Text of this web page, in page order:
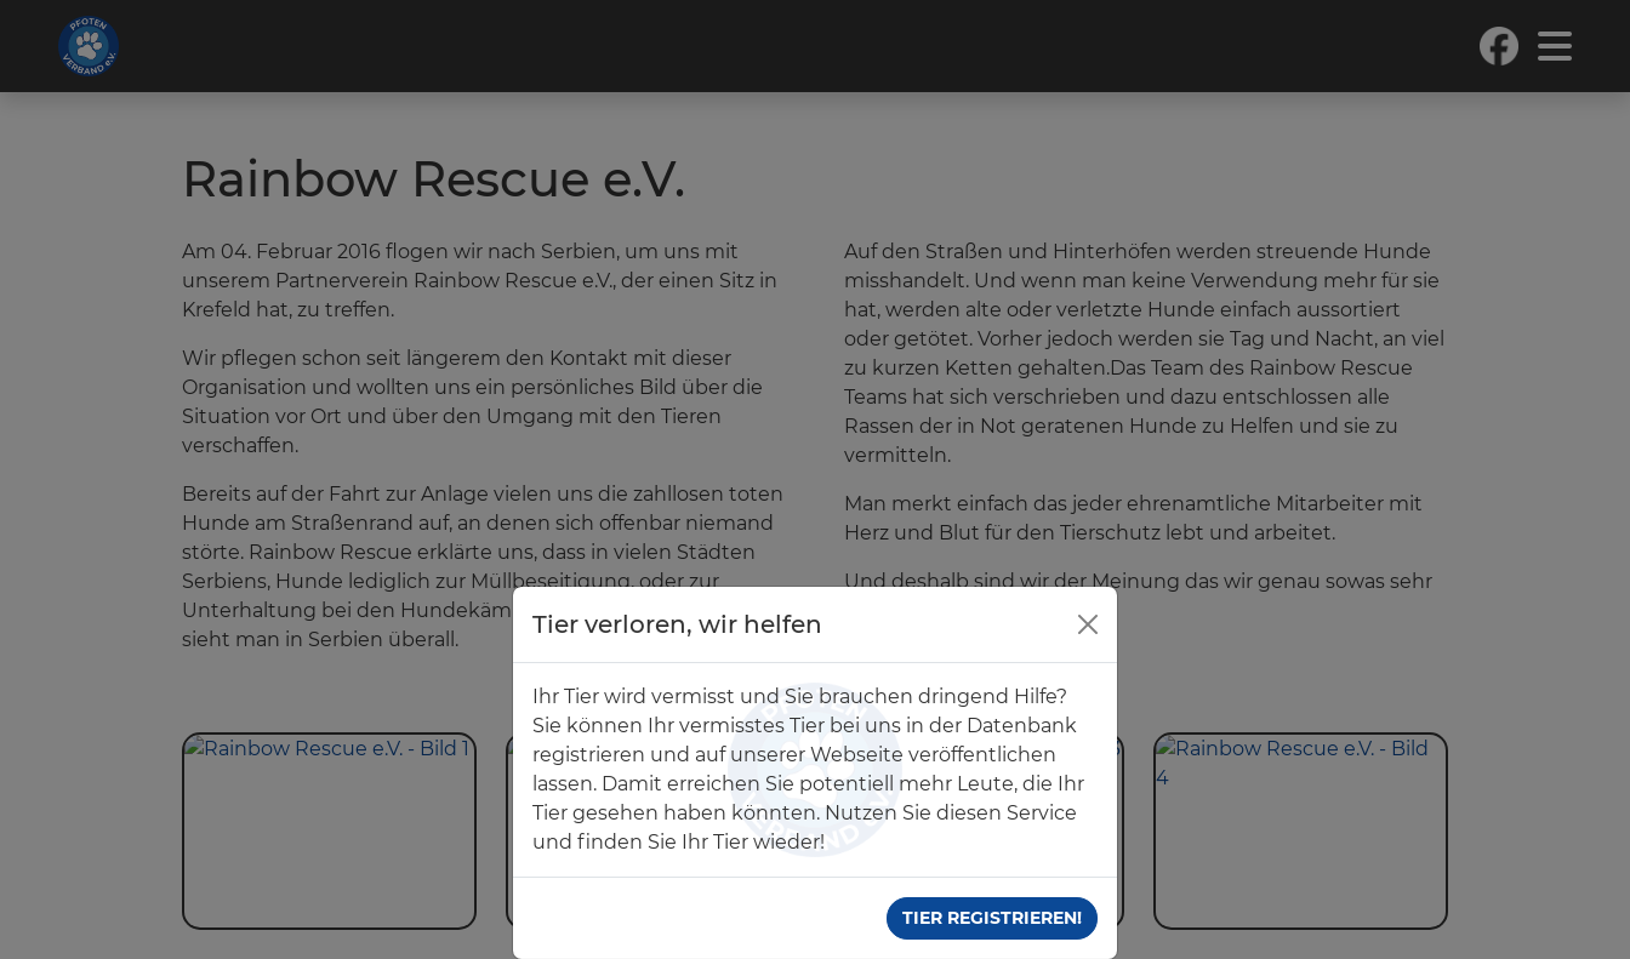
Rainbow Rescue e.V.
Am 04. Februar 2016 flogen wir nach Serbien, um uns mit
unserem Partnerverein Rainbow Rescue e.V., der einen Sitz in
Krefeld hat, zu treffen.
Wir pflegen schon seit längerem den Kontakt mit dieser
Organisation und wollten uns ein persönliches Bild über die
Situation vor Ort und über den Umgang mit den Tieren
verschaffen.
Bereits auf der Fahrt zur Anlage vielen uns die zahllosen toten
Hunde am Straßenrand auf, an denen sich offenbar niemand
störte. Rainbow Rescue erklärte uns, dass in vielen Städten
Serbiens, Hunde lediglich zur Müllbeseitigung, oder zur
Unterhaltung bei den Hundekämpfen dienen. Hundekämpfe
sieht man in Serbien überall.
Auf den Straßen und Hinterhöfen werden streuende Hunde
misshandelt. Und wenn man keine Verwendung mehr für sie
hat, werden alte oder verletzte Hunde einfach aussortiert
oder getötet. Vorher jedoch werden sie Tag und Nacht, an viel
zu kurzen Ketten gehalten.Das Team des Rainbow Rescue
Teams hat sich verschrieben und dazu entschlossen alle
Rassen der in Not geratenen Hunde zu Helfen und sie zu
vermitteln.
Man merkt einfach das jeder ehrenamtliche Mitarbeiter mit
Herz und Blut für den Tierschutz lebt und arbeitet.
Und deshalb sind wir der Meinung das wir genau sowas sehr
Tier verloren, wir helfen
Ihr Tier wird vermisst und Sie brauchen dringend Hilfe?
Sie können Ihr vermisstes Tier bei uns in der Datenbank
registrieren und auf unserer Webseite veröffentlichen
lassen. Damit erreichen Sie potentiell mehr Leute, die Ihr
Tier gesehen haben könnten. Nutzen Sie diesen Service
und finden Sie Ihr Tier wieder!
TIER REGISTRIEREN!